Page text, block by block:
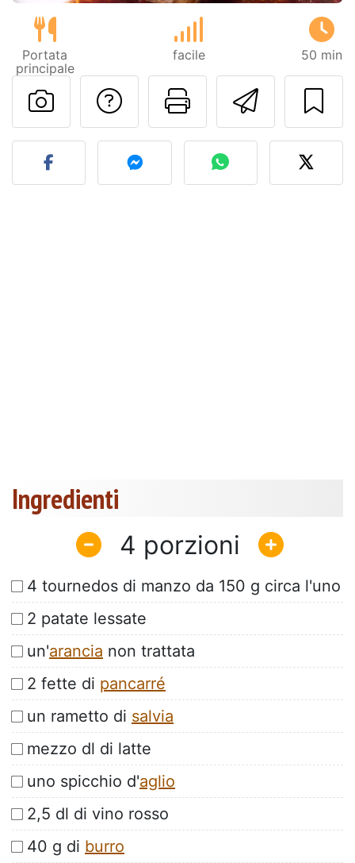
Portata
principale
facile 50 min
Invia
Stampa la
Contatta l'autore
Pubblica la foto di
Ingredienti
4
4 tournedos di manzo da 150 g circa l'uno
2 patate lessate
un'arancia non trattata
2 fette di pancarré
un rametto di salvia
mezzo dl di latte
uno spicchio d'aglio
2,5 dl di vino rosso
40 g di burro